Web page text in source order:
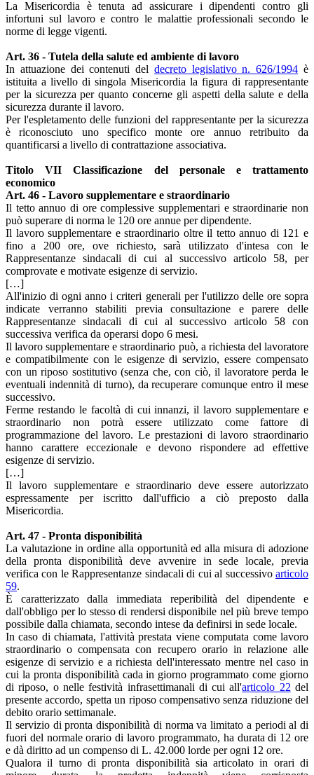
La Misericordia è tenuta ad assicurare i dipendenti contro gli
infortuni sul lavoro e contro le malattie professionali secondo le
norme di legge vigenti.
Art. 36 - Tutela della salute ed ambiente di lavoro
In attuazione dei contenuti del decreto legislativo n. 626/1994 è
istituita a livello di singola Misericordia la figura di rappresentante
per la sicurezza per quanto concerne gli aspetti della salute e della
sicurezza durante il lavoro.
Per l'espletamento delle funzioni del rappresentante per la sicurezza
è riconosciuto uno specifico monte ore annuo retribuito da
quantificarsi a livello di contrattazione associativa.
Titolo VII Classificazione del personale e trattamento
economico
Art. 46 - Lavoro supplementare e straordinario
Il tetto annuo di ore complessive supplementari e straordinarie non
può superare di norma le 120 ore annue per dipendente.
Il lavoro supplementare e straordinario oltre il tetto annuo di 121 e
fino a 200 ore, ove richiesto, sarà utilizzato d'intesa con le
Rappresentanze sindacali di cui al successivo articolo 58, per
comprovate e motivate esigenze di servizio.
[…]
All'inizio di ogni anno i criteri generali per l'utilizzo delle ore sopra
indicate verranno stabiliti previa consultazione e parere delle
Rappresentanze sindacali di cui al successivo articolo 58 con
successiva verifica da operarsi dopo 6 mesi.
Il lavoro supplementare e straordinario può, a richiesta del lavoratore
e compatibilmente con le esigenze di servizio, essere compensato
con un riposo sostitutivo (senza che, con ciò, il lavoratore perda le
eventuali indennità di turno), da recuperare comunque entro il mese
successivo.
Ferme restando le facoltà di cui innanzi, il lavoro supplementare e
straordinario non potrà essere utilizzato come fattore di
programmazione del lavoro. Le prestazioni di lavoro straordinario
hanno carattere eccezionale e devono rispondere ad effettive
esigenze di servizio.
[…]
Il lavoro supplementare e straordinario deve essere autorizzato
espressamente per iscritto dall'ufficio a ciò preposto dalla
Misericordia.
Art. 47 - Pronta disponibilità
La valutazione in ordine alla opportunità ed alla misura di adozione
della pronta disponibilità deve avvenire in sede locale, previa
verifica con le Rappresentanze sindacali di cui al successivo articolo
59.
È caratterizzato dalla immediata reperibilità del dipendente e
dall'obbligo per lo stesso di rendersi disponibile nel più breve tempo
possibile dalla chiamata, secondo intese da definirsi in sede locale.
In caso di chiamata, l'attività prestata viene computata come lavoro
straordinario o compensata con recupero orario in relazione alle
esigenze di servizio e a richiesta dell'interessato mentre nel caso in
cui la pronta disponibilità cada in giorno programmato come giorno
di riposo, o nelle festività infrasettimanali di cui all'articolo 22 del
presente accordo, spetta un riposo compensativo senza riduzione del
debito orario settimanale.
Il servizio di pronta disponibilità di norma va limitato a periodi al di
fuori del normale orario di lavoro programmato, ha durata di 12 ore
e dà diritto ad un compenso di L. 42.000 lorde per ogni 12 ore.
Qualora il turno di pronta disponibilità sia articolato in orari di